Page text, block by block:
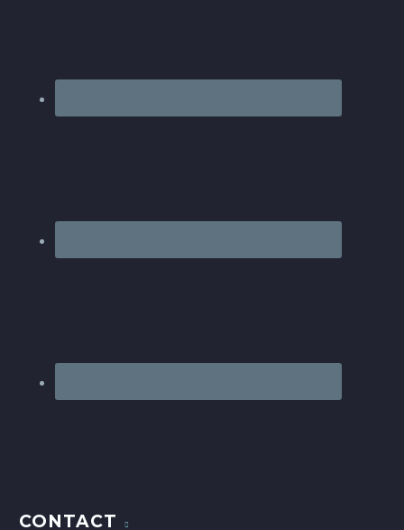
CONTACT